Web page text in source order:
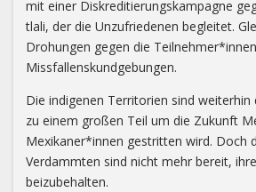
mit einer Diskreditierungskampagne
tlali, der die Unzufriedenen begleitet.
Drohungen gegen die
Missfallenskundgebungen.
Die indigenen Territorien sind weiterhin
zu einem großen Teil um die Zukunft
Mexikaner*innen gestritten wird. Doch
Verdammten sind nicht mehr bereit,
beizubehalten.